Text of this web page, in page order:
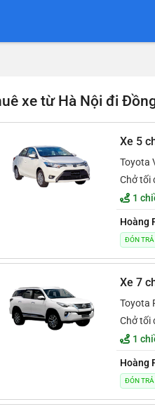
xe từ Hà Nội đi
Xe 5
Toyota
Chở tối
1
Hoàng
ĐÓN
Xe 7
Toyota
Chở tối
1
Hoàng
ĐÓN